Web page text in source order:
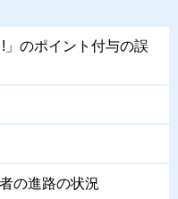
のポイント付与の誤
の進路の状況